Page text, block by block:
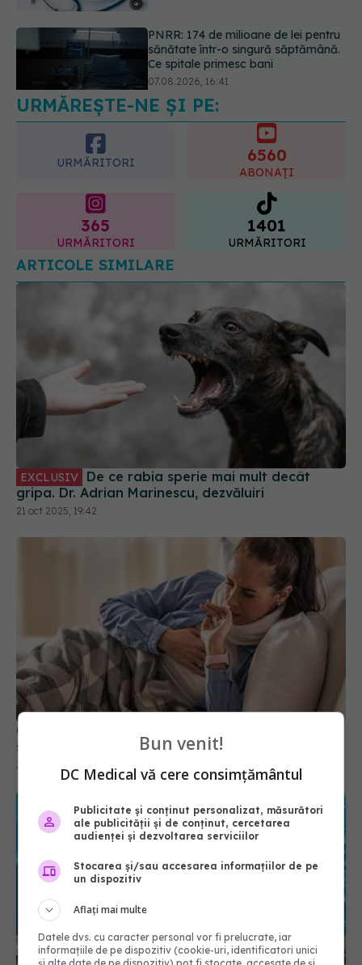
Ce spune culoarea ta preferată
despre vârsta pe care o ai. Care
este "codul cromatic" al generațiilor
07.08.2026, 21:29
URMĂREȘTE-NE ȘI PE:
URMĂRITORI 6560
ABONAȚI
365
URMĂRITORI
1401
URMĂRITORI
ARTICOLE SIMILARE
EXCLUSIV
gripa. Dr. Adrian Marinescu, dezvăluiri
21 oct 2025, 19:42
Cum se transmite tusea convulsivă și ce trebuie
să faci dacă ai fost expus
31 mar 2026, 20:03
Bun venit!
DC Medical vă cere consimțământul
Publicitate și conținut personalizat, măsurători
ale publicității și de conținut, cercetarea
audienței și dezvoltarea serviciilor
Stocarea și/sau accesarea informațiilor de pe
un dispozitiv
Aflați mai multe
Datele dvs. cu caracter personal vor fi prelucrate, iar
informațiile de pe dispozitiv (cookie-uri, identificatori unici